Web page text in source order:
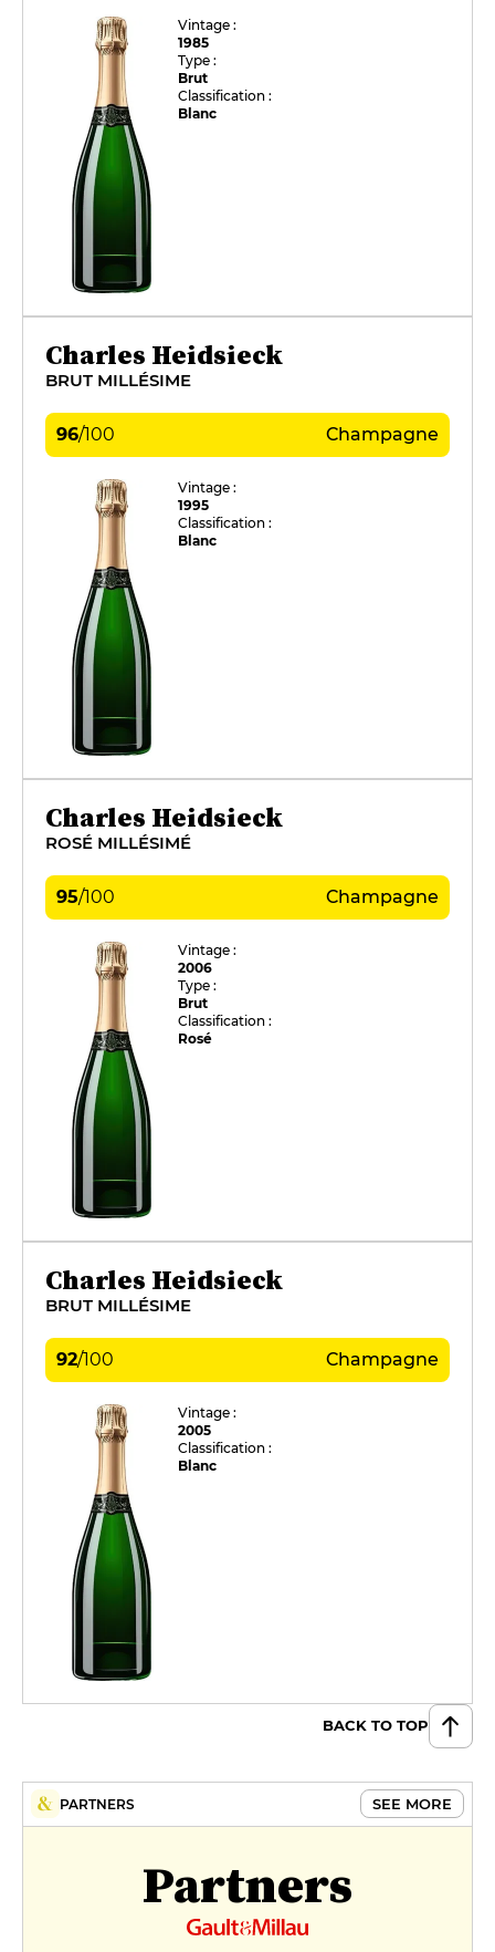
Vintage :
1985
Type :
Brut
Classification :
Blanc
Charles Heidsieck
BRUT MILLÉSIME
96/100 Champagne
Vintage :
1995
Classification :
Blanc
Charles Heidsieck
ROSÉ MILLÉSIMÉ
95/100 Champagne
Vintage :
2006
Type :
Brut
Classification :
Rosé
Charles Heidsieck
BRUT MILLÉSIME
92/100 Champagne
Vintage :
2005
Classification :
Blanc
BACK TO TOP
PARTNERS SEE MORE
Partners